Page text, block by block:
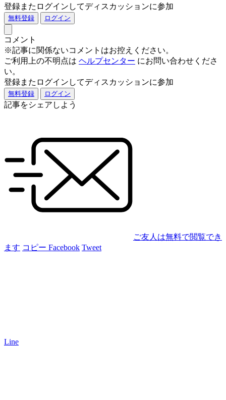
登録またログインしてディスカッションに参加
無料登録 ログイン
コメント
※記事に関係ないコメントはお控えください。
ご利用上の不明点は ヘルプセンター にお問い合わせくださ
い。
登録またログインしてディスカッションに参加
無料登録 ログイン
記事をシェアしよう
ご友人は無料で閲覧でき
ます コピー Facebook Tweet
Line